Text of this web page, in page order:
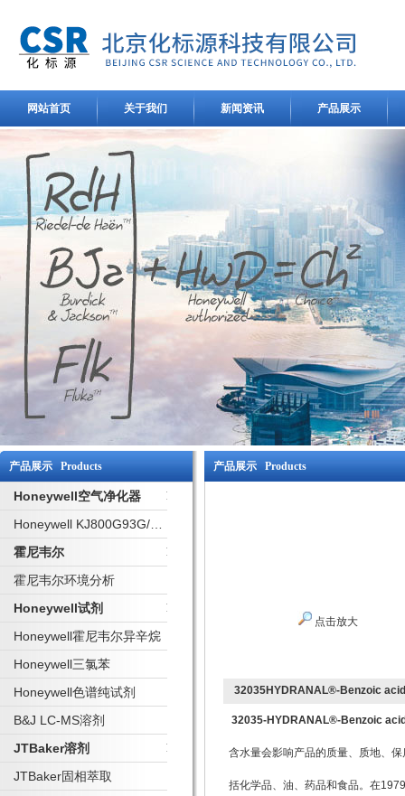
网站首页 关于我们 新闻资讯 产品展示
产品展示 Products
Honeywell空气净化器
霍尼韦尔
霍尼韦尔环境分析
Honeywell试剂
Honeywell霍尼韦尔异辛烷
Honeywell三氯苯
Honeywell色谱纯试剂
B&J LC-MS溶剂
JTBaker溶剂
JTBaker固相萃取
产品展示 Products
点击放大
32035HYDRANAL®-Benzoic
32035-HYDRANAL®-Benzoic
含水量会影响产品的质量、质地、
括化学品、油、药品和食品。在